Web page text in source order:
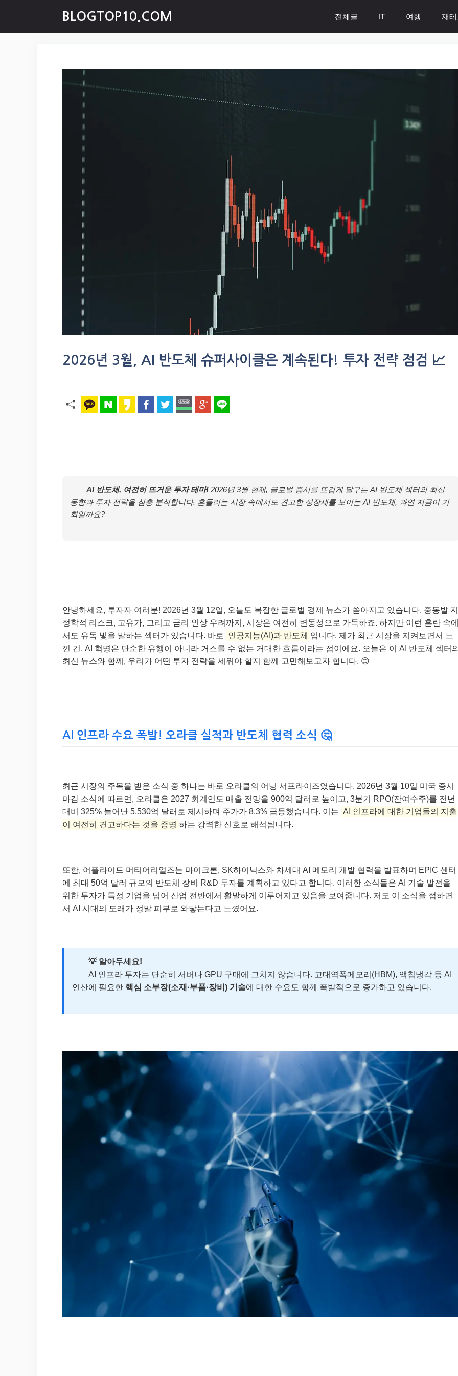
content
BLOGTOP10.COM 전체글 IT 여행 재
2026년 3월, AI 반도체 슈퍼사이클은 계속된다! 투자 전략 점검 📈
AI 반도체, 여전히 뜨거운 투자 테마! 2026년 3월 현재, 글로벌 증시를 뜨겁게 달구는 AI 반도체 섹터의 최신
동향과 투자 전략을 심층 분석합니다. 흔들리는 시장 속에서도 견고한 성장세를 보이는 AI 반도체, 과연 지금이 기
회일까요?
안녕하세요, 투자자 여러분! 2026년 3월 12일, 오늘도 복잡한 글로벌 경제 뉴스가 쏟아지고 있습니다. 중동발 지
정학적 리스크, 고유가, 그리고 금리 인상 우려까지, 시장은 여전히 변동성으로 가득하죠. 하지만 이런 혼란 속에
서도 유독 빛을 발하는 섹터가 있습니다. 바로
인공지능(AI)과 반도체 입니다. 제가 최근 시장을 지켜보면서 느
낀 건, AI 혁명은 단순한 유행이 아니라 거스를 수 없는 거대한 흐름이라는 점이에요. 오늘은 이 AI 반도체 섹터의
최신 뉴스와 함께, 우리가 어떤 투자 전략을 세워야 할지 함께 고민해보고자 합니다. 😊
AI 인프라 수요 폭발! 오라클 실적과 반도체 협력 소식 🤔
최근 시장의 주목을 받은 소식 중 하나는 바로 오라클의 어닝 서프라이즈였습니다. 2026년 3월 10일 미국 증시
마감 소식에 따르면, 오라클은 2027 회계연도 매출 전망을 900억 달러로 높이고, 3분기 RPO(잔여수주)를 전년
대비 325% 늘어난 5,530억 달러로 제시하며 주가가 8.3% 급등했습니다. 이는 AI 인프라에 대한 기업들의 지출
이 여전히 견고하다는 것을 증명 하는 강력한 신호로 해석됩니다.
또한, 어플라이드 머티어리얼즈는 마이크론, SK하이닉스와 차세대 AI 메모리 개발 협력을 발표하며 EPIC 센터
에 최대 50억 달러 규모의 반도체 장비 R&D 투자를 계획하고 있다고 합니다. 이러한 소식들은 AI 기술 발전을
위한 투자가 특정 기업을 넘어 산업 전반에서 활발하게 이루어지고 있음을 보여줍니다. 저도 이 소식을 접하면
서 AI 시대의 도래가 정말 피부로 와닿는다고 느꼈어요.
💡 알아두세요!
AI 인프라 투자는 단순히 서버나 GPU 구매에 그치지 않습니다. 고대역폭메모리(HBM), 액침냉각 등 AI
연산에 필요한 핵심 소부장(소재·부품·장비) 기술에 대한 수요도 함께 폭발적으로 증가하고 있습니다.